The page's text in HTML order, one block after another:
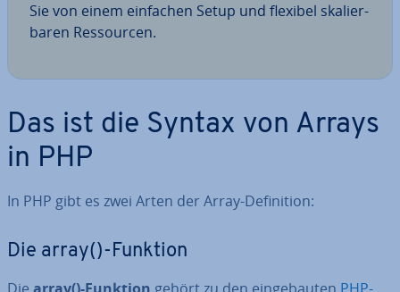
Sie von einem einfachen Setup und flexibel ska­lier­
ba­ren Res­sour­cen.
Das ist die Syntax von Arrays
in PHP
In PHP gibt es zwei Arten der Array-De­fi­ni­ti­on:
Die array()-Funktion